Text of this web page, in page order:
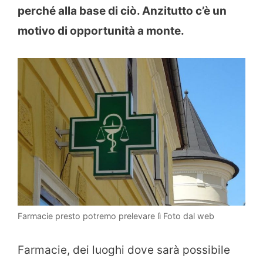
perché alla base di ciò. Anzitutto c’è un
motivo di opportunità a monte.
Farmacie presto potremo prelevare lì Foto dal web
Farmacie, dei luoghi dove sarà possibile